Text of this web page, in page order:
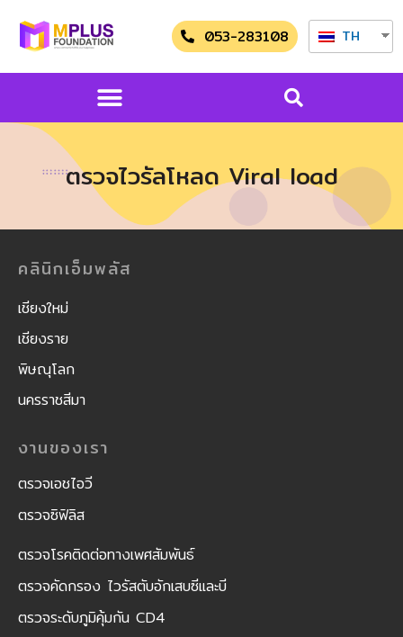
053-283108 TH
ตรวจไวรัลโหลด Viral load
คลินิกเอ็มพลัส
เชียงใหม่
เชียงราย
พิษณุโลก
นครราชสีมา
งานของเรา
ตรวจเอชไอวี
ตรวจซิฟิลิส
ตรวจโรคติดต่อทางเพศสัมพันธ์
ตรวจคัดกรอง ไวรัสตับอักเสบซีและบี
ตรวจระดับภูมิคุ้มกัน CD4